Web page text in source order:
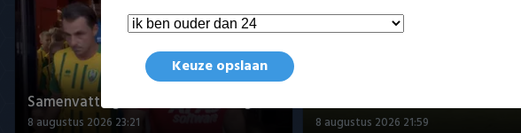
Samenvatting AZ - ADO Den Haag 2-0
8 augustus 2026 23:21
Willem II 4-1
8 augustus 2026 21:59
Keuze opslaan